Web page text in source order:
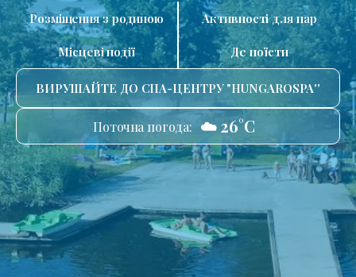
Розміщення з родиною Активності для пар
Місцеві події Де поїсти
ВИРУШАЙТЕ ДО СПА-ЦЕНТРУ "HUNGAROSPA''
Поточна погода: ☁️ 26°C